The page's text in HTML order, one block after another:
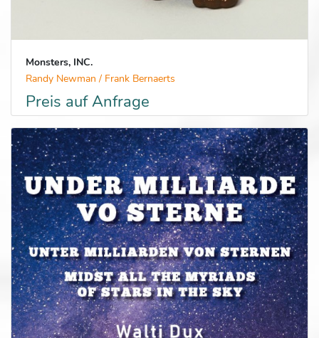
Monsters, INC.
Randy Newman / Frank Bernaerts
Preis auf Anfrage